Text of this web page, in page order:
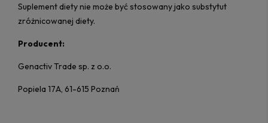
Suplement diety nie może być stosowany jako substytut
zróżnicowanej diety.
Producent:
Genactiv Trade sp. z o.o.
Popiela 17A, 61-615 Poznań